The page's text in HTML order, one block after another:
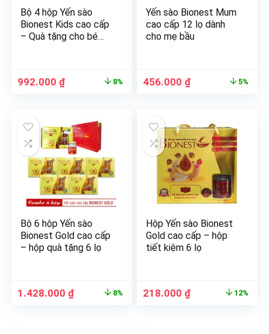
Bộ 4 hộp Yến sào
Bionest Kids cao cấp
– Quà tặng cho bé
992.000 ₫ 8%
Yến sào Bionest Mum
cao cấp 12 lọ dành
cho mẹ bầu
456.000 ₫ 5%
Bộ 6 hộp Yến sào
Bionest Gold cao cấp
– hộp quà tặng 6 lọ
1.428.000 ₫ 8%
Hộp Yến sào Bionest
Gold cao cấp – hộp
tiết kiệm 6 lọ
218.000 ₫ 12%